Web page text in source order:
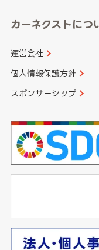
カーネクストにつ
運営会社
個人情報保護方針
スポンサーシップ